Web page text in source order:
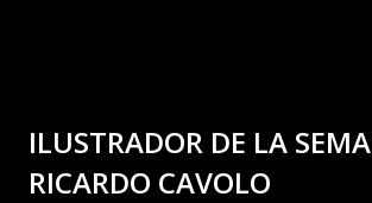
ILUSTRADOR DE LA
RICARDO CAVOLO